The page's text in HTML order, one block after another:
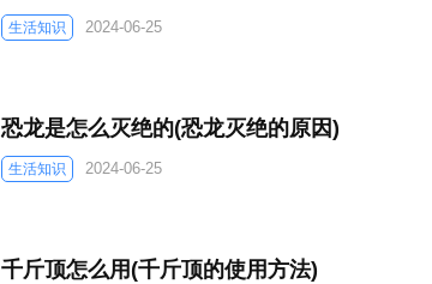
生活知识 2024-06-25
恐龙是怎么灭绝的(恐龙灭绝的原因)
生活知识 2024-06-25
千斤顶怎么用(千斤顶的使用方法)